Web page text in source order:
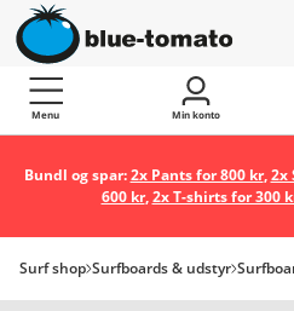
Menu Min konto
Bundl og spar:2x Pants for 800 kr,2x
600 kr,2x T-shirts for 300
Surf shop Surfboards & udstyr